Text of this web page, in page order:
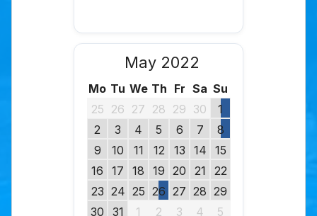
May 2022
Mo Tu We Th Fr Sa Su
25 26 27 28 29 30
1
2
3 4 5 6 7
8
9
10 11 12 13 14
15
16
17 18 19 20 21
22
23 24 25 26 27 28 29
30
31 1 2 3 4 5